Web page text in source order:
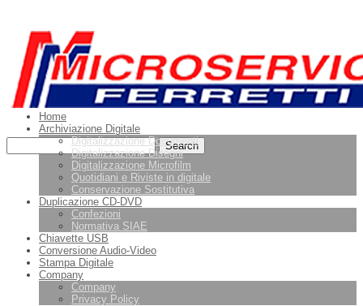
Home
Archiviazione Digitale
Digitalizzazione Documenti
Digitalizzazione Disegni
Digitalizzazione Microfilm
Quotidiani e Riviste in digitale
Conservazione Sostitutiva
Duplicazione CD-DVD
Confezioni
Normativa SIAE
Chiavette USB
Conversione Audio-Video
Stampa Digitale
Company
Company
Privacy Policy